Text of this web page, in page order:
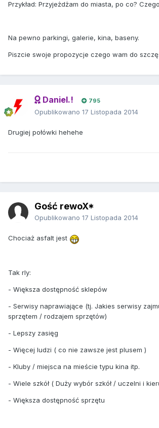
Przykład: Przyjeżdżam do miasta, po co?
Na pewno parkingi, galerie, kina, baseny.
Piszcie swoje propozycje czego wam do
Daniel.! 795
Opublikowano 17 Listopada 2014
Drugiej połówki hehehe
Gość rewoX*
Opublikowano 17 Listopada 2014
Chociaż asfalt jest
Tak rly:
- Większa dostępność sklepów
- Serwisy naprawiające (tj. Jakies serwisy
sprzętem / rodzajem sprzętów)
- Lepszy zasięg
- Więcej ludzi ( co nie zawsze jest plusem )
- Kluby / miejsca na mieście typu kina itp.
- Wiele szkół ( Duży wybór szkół / uczelni i
- Większa dostępność sprzętu